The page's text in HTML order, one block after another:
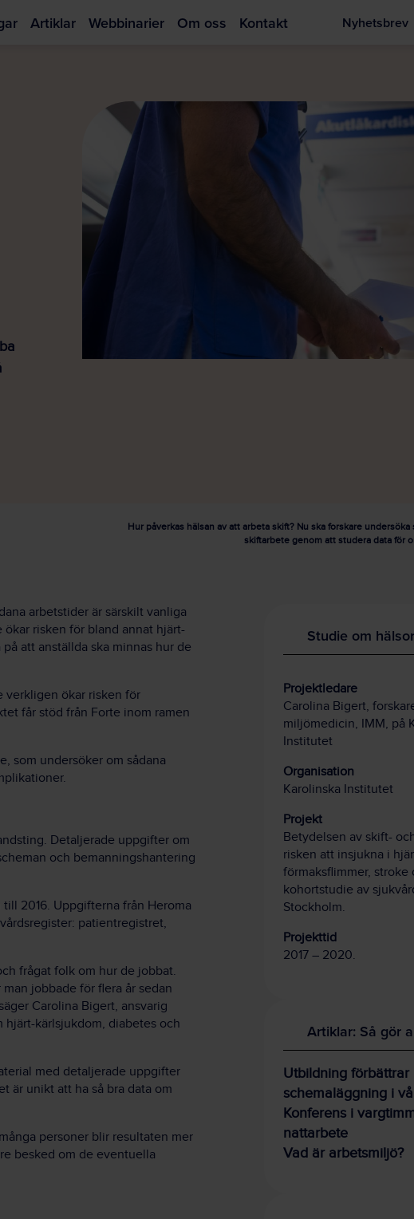
Artiklar Webbinarier Om oss Kontakt Nyhetsbrev
Hur påverkas hälsan av att arbeta skift? Nu ska forskare
skiftarbete genom att studera data för
arbetstider är särskilt vanliga
risken för bland annat hjärt-
att anställda ska minnas hur de
verkligen ökar risken för
får stöd från Forte inom ramen
som undersöker om sådana
Detaljerade uppgifter om
och bemanningshantering
2016. Uppgifterna från Heroma
patientregistret,
frågat folk om hur de jobbat.
jobbade för flera år sedan
Carolina Bigert, ansvarig
kärlsjukdom, diabetes och
med detaljerade uppgifter
är unikt att ha så bra data om
personer blir resultaten mer
besked om de eventuella
Studie om
Projektledare
Carolina Bigert,
miljömedicin, IMM, på
Institutet
Organisation
Karolinska Institutet
Projekt
Betydelsen av skift-
risken att insjukna i
förmaksflimmer, stroke
kohortstudie av
Stockholm.
Projekttid
2017 – 2020.
Artiklar: Så gör
Utbildning förbättrar
schemaläggning i
Konferens i
nattarbete
Vad är arbetsmiljö?